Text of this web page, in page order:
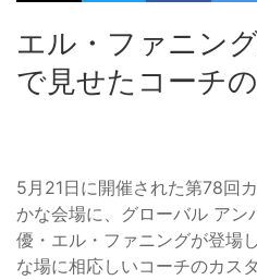
エル・ファニン
で見せたコーチ
5月21日に開催された第78回
かな会場に、グローバル アン
優・エル・ファニングが登場
な場に相応しいコーチのカス